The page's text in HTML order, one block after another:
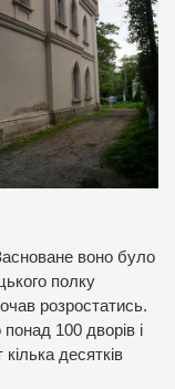
воно було
полку
розростатись.
100 дворів і
десятків